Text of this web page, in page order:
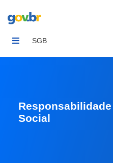
SGB
Responsabilidade
Social